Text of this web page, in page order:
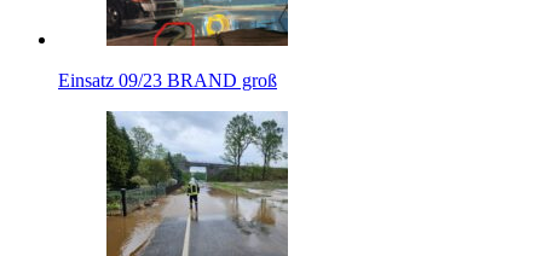
Einsatz 09/23 BRAND groß